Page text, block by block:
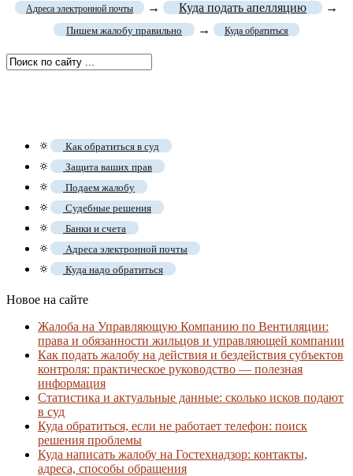
Адреса электронной почты → Куда подать апелляцию →
Пишем жалобу правильно → Куда обратиться
🔅 Как обратиться в суд
🔅 Защита ваших прав
🔅 Подаем жалобу
🔅 Судебные решения
🔅 Банки и счета
🔅 Адреса электронной почты
🔅 Куда надо обратиться
Новое на сайте
Жалоба на Управляющую Компанию по Вентиляции:
права и обязанности жильцов и управляющей компании
Как подать жалобу на действия и бездействия субъектов
контроля: практическое руководство — полезная
информация
Статистика и актуальные данные: сколько исков подают
в суд
Куда обратиться, если не работает телефон: поиск
решения проблемы
Куда написать жалобу на Гостехнадзор: контакты,
адреса, способы обращения